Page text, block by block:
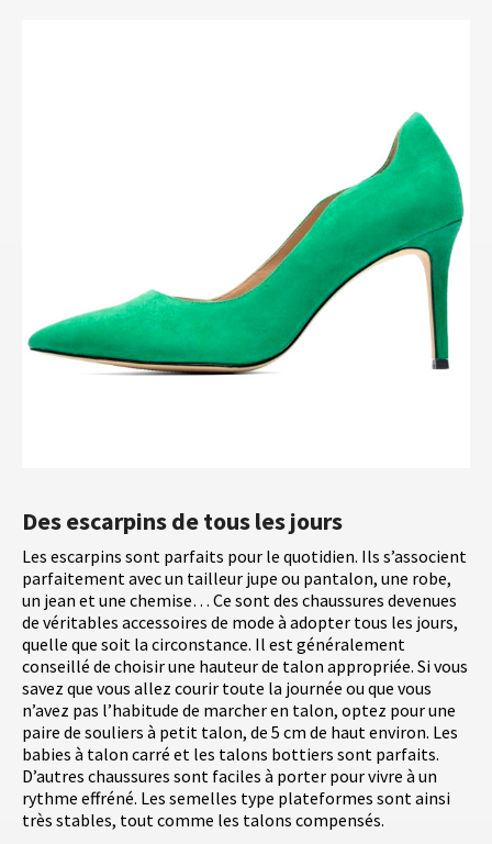
Des escarpins de tous les jours
Les escarpins sont parfaits pour le quotidien. Ils s’associent
parfaitement avec un tailleur jupe ou pantalon, une robe,
un jean et une chemise… Ce sont des chaussures devenues
de véritables accessoires de mode à adopter tous les jours,
quelle que soit la circonstance. Il est généralement
conseillé de choisir une hauteur de talon appropriée. Si vous
savez que vous allez courir toute la journée ou que vous
n’avez pas l’habitude de marcher en talon, optez pour une
paire de souliers à petit talon, de 5 cm de haut environ. Les
babies à talon carré et les talons bottiers sont parfaits.
D’autres chaussures sont faciles à porter pour vivre à un
rythme effréné. Les semelles type plateformes sont ainsi
très stables, tout comme les talons compensés.